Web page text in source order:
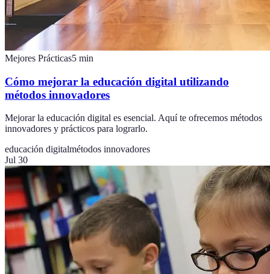
Mejores Prácticas5 min
Cómo mejorar la educación digital utilizando
métodos innovadores
Mejorar la educación digital es esencial. Aquí te ofrecemos métodos
innovadores y prácticos para lograrlo.
educación digitalmétodos innovadores
Jul 30